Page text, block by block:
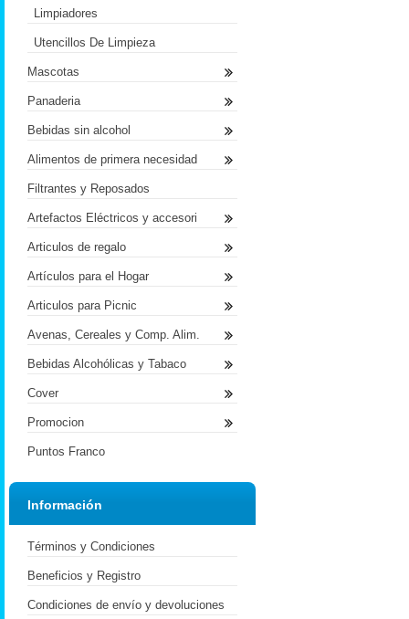
Limpiadores
Utencillos De Limpieza
Mascotas
Panaderia
Bebidas sin alcohol
Alimentos de primera necesidad
Filtrantes y Reposados
Artefactos Eléctricos y accesori
Articulos de regalo
Artículos para el Hogar
Articulos para Picnic
Avenas, Cereales y Comp. Alim.
Bebidas Alcohólicas y Tabaco
Cover
Promocion
Puntos Franco
Información
Términos y Condiciones
Beneficios y Registro
Condiciones de envío y devoluciones